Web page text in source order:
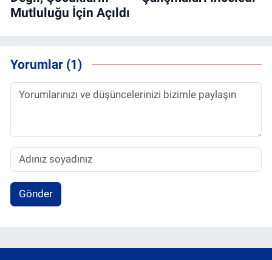
Mutluluğu İçin Açıldı
Yorumlar (1)
Gönder